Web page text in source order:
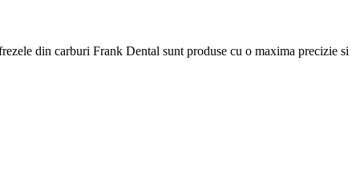
din carburi Frank Dental sunt produse cu o maxima precizie si